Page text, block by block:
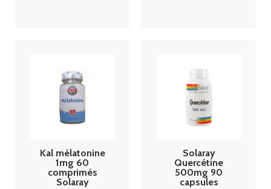
Kal mélatonine
1mg 60
comprimés
Solaray
Solaray
Quercétine
500mg 90
capsules